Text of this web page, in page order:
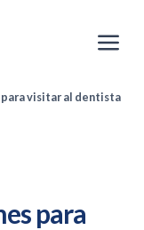
visitar al dentista
para